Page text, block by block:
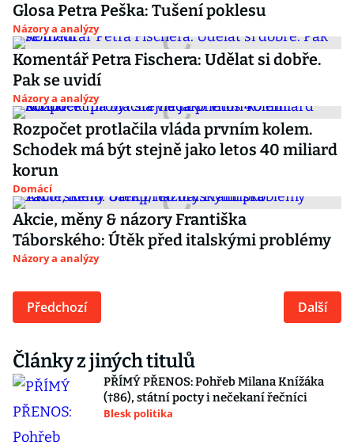
Glosa Petra Peška: Tušení poklesu
Názory a analýzy
Komentář Petra Fischera: Udělat si dobře.
Pak se uvidí
Názory a analýzy
Rozpočet protlačila vláda prvním kolem.
Schodek má být stejně jako letos 40 miliard
korun
Domácí
Akcie, měny & názory Františka
Táborského: Útěk před italskými problémy
Názory a analýzy
Předchozí Další
Články z jiných titulů
PŘÍMÝ PŘENOS: Pohřeb Milana Knížáka
(†86), státní pocty i nečekaní řečníci
Blesk politika